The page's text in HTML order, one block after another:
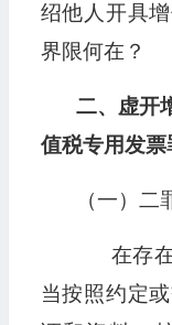
绍他人开具
界限何在？
二、虚开
值税专用发
（一）
在存在
当按照约定